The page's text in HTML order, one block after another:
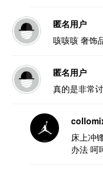
匿名用户
咳咳咳 奢饰
匿名用户
真的是非常
床上冲
办法 呵